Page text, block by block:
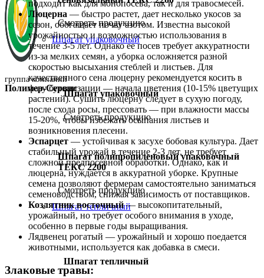
группа компаний
Полимер-Сервис
Смотреть продукцию
Шпагат упаковочный
Шпагат упаковочный
Смотреть продукцию
Шпагат полипропиленовый упаковочный
ТЕКС 2200
Смотреть продукцию
Шпагат тепличный
Шпагат тепличный
подходит как для монопосева, так и для травосмесей.
Люцерна — быстро растет, дает несколько укосов за
сезон, обогащает почву азотом. Известна высокой
урожайностью и возможностью использования в
течение 3-5 лет. Однако ее посев требует аккуратности
из-за мелких семян, а уборка осложняется разной
скоростью высыхания стеблей и листьев. Для
качественного сена люцерну рекомендуется косить в
фазу бутонизации — начала цветения (10-15% цветущих
растений). Сушить люцерну следует в сухую погоду,
после схода росы, прессовать — при влажности массы
15-20%, чтобы избежать осыпания листьев и
возникновения плесени.
Эспарцет — устойчивая к засухе бобовая культура. Дает
стабильный урожай в течение 2-3 лет, не требует
сложной предпосевной обработки. Однако, как и
люцерна, нуждается в аккуратной уборке. Крупные
семена позволяют фермерам самостоятельно заниматься
семеноводством, снижая зависимость от поставщиков.
Козлятник восточный— высокопитательный,
урожайный, но требует особого внимания в уходе,
особенно в первые годы выращивания.
Лядвенец рогатый — урожайный и хорошо поедается
животными, используется как добавка в смеси.
Злаковые травы: